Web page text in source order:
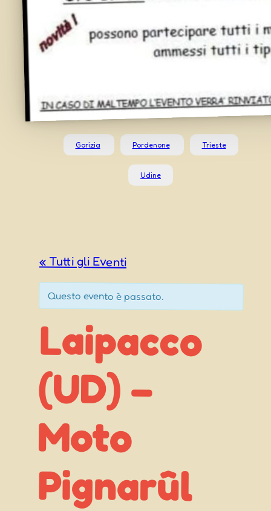
Gorizia Pordenone Trieste
Udine
« Tutti gli Eventi
Questo evento è passato.
Laipacco
(UD) –
Moto
Pignarûl